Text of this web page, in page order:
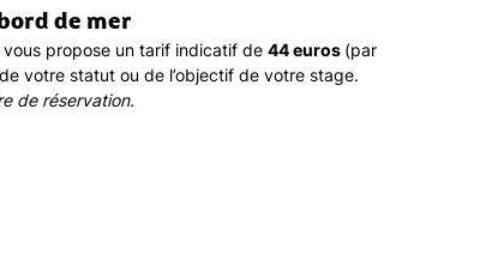
de mer
propose un tarif indicatif de 44 euros (par
votre statut ou de l’objectif de votre stage.
de réservation.